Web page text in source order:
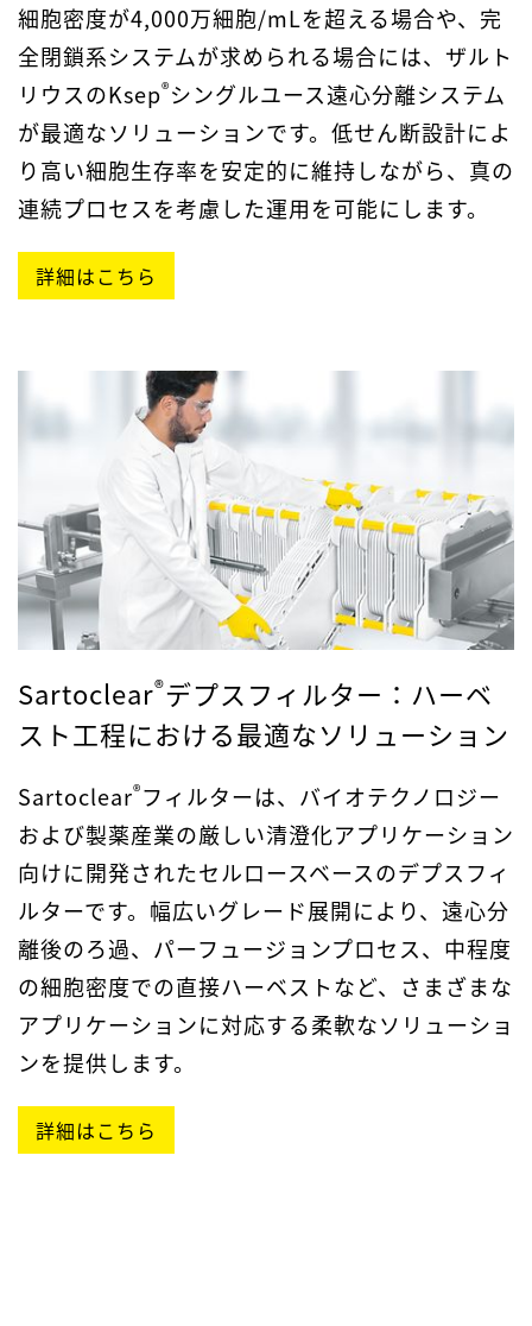
細胞密度が4,000万細胞/mLを超える場合や、完
全閉鎖系システムが求められる場合には、ザルト
リウスのKsep®シングルユース遠心分離システム
が最適なソリューションです。低せん断設計によ
り高い細胞生存率を安定的に維持しながら、真の
連続プロセスを考慮した運用を可能にします。
詳細はこちら
Sartoclear®デプスフィルター：ハーベ
スト工程における最適なソリューション
Sartoclear®フィルターは、バイオテクノロジー
および製薬産業の厳しい清澄化アプリケーション
向けに開発されたセルロースベースのデプスフィ
ルターです。幅広いグレード展開により、遠心分
離後のろ過、パーフュージョンプロセス、中程度
の細胞密度での直接ハーベストなど、さまざまな
アプリケーションに対応する柔軟なソリューショ
ンを提供します。
詳細はこちら